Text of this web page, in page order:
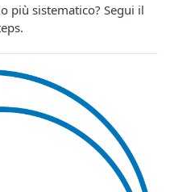
più sistematico? Segui il